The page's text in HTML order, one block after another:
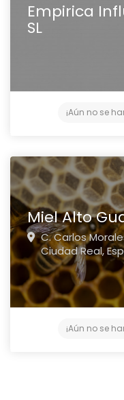
Empirica
SL
¡Aún no se
Miel Alto
C. Carlos
Ciudad Real,
¡Aún no se